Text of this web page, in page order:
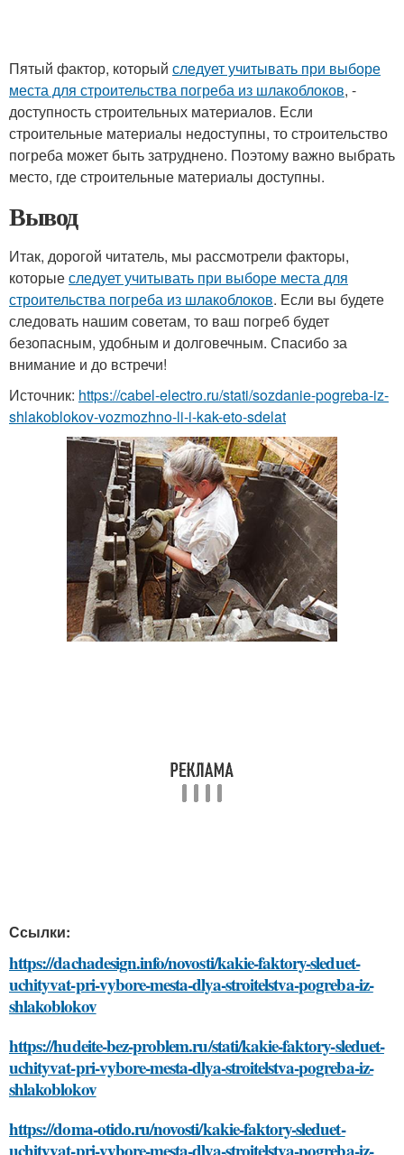
Пятый фактор, который следует учитывать при выборе
места для строительства погреба из шлакоблоков, -
доступность строительных материалов. Если
строительные материалы недоступны, то строительство
погреба может быть затруднено. Поэтому важно выбрать
место, где строительные материалы доступны.
Вывод
Итак, дорогой читатель, мы рассмотрели факторы,
которыеследует учитывать при выборе места для
строительства погреба из шлакоблоков. Если вы будете
следовать нашим советам, то ваш погреб будет
безопасным, удобным и долговечным. Спасибо за
внимание и до встречи!
Источник: https://cabel-electro.ru/stati/sozdanie-pogreba-iz-
shlakoblokov-vozmozhno-li-i-kak-eto-sdelat
Ссылки:
https://dachadesign.info/novosti/kakie-faktory-sleduet-
uchityvat-pri-vybore-mesta-dlya-stroitelstva-pogreba-iz-
shlakoblokov
https://hudeite-bez-problem.ru/stati/kakie-faktory-sleduet-
uchityvat-pri-vybore-mesta-dlya-stroitelstva-pogreba-iz-
shlakoblokov
https://doma-otido.ru/novosti/kakie-faktory-sleduet-
uchityvat-pri-vybore-mesta-dlya-stroitelstva-pogreba-iz-